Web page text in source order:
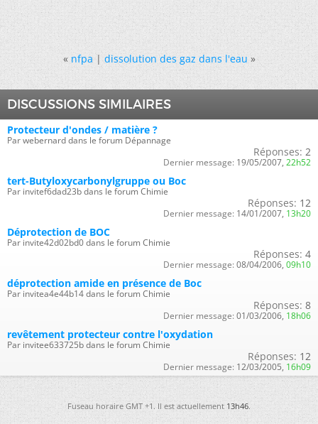
« nfpa|dissolution des gaz dans l'eau »
DISCUSSIONS SIMILAIRES
Protecteur d'ondes / matière ?
Par webernard dans le forum Dépannage
Réponses: 2
Dernier message: 19/05/2007, 22h52
tert-Butyloxycarbonylgruppe ou Boc
Par invitef6dad23b dans le forum Chimie
Réponses: 12
Dernier message: 14/01/2007, 13h20
Déprotection de BOC
Par invite42d02bd0 dans le forum Chimie
Réponses: 4
Dernier message: 08/04/2006, 09h10
déprotection amide en présence de Boc
Par invitea4e44b14 dans le forum Chimie
Réponses: 8
Dernier message: 01/03/2006, 18h06
revêtement protecteur contre l'oxydation
Par invitee633725b dans le forum Chimie
Réponses: 12
Dernier message: 12/03/2005, 16h09
Fuseau horaire GMT +1. Il est actuellement 13h46.